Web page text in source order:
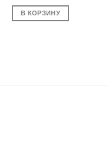
В КОРЗИНУ